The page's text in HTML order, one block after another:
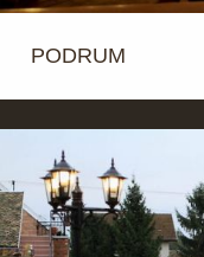
PODRUM